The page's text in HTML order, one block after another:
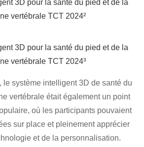
le système intelligent 3D de santé du
vertébrale était également un point
où les participants pouvaient
sur place et pleinement apprécier
et de la personnalisation.